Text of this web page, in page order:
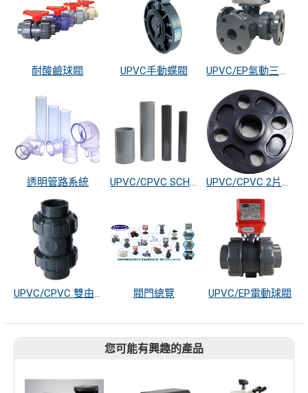
耐酸鹼球閥 UPVC手動蝶閥 UPVC/EP氣動三通閥, 法蘭式
透明管路系統 UPVC/CPVC SCH80 管路系統 UPVC/CPVC 2片式法蘭. 美日歐共用
UPVC/CPVC 雙由令球型逆止閥 閥門總覽 UPVC/EP電動球閥
您可能有興趣的產品